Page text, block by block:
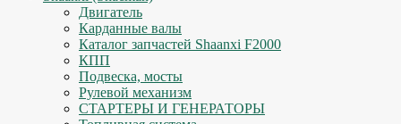
Двигатель
Карданные валы
Каталог запчастей Shaanxi F2000
КПП
Подвеска, мосты
Рулевой механизм
СТАРТЕРЫ И ГЕНЕРАТОРЫ